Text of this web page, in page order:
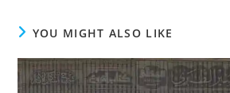
YOU MIGHT ALSO LIKE